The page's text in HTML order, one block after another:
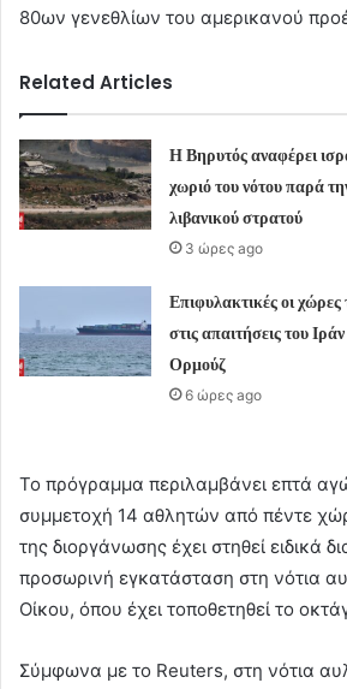
80ων γενεθλίων του αμερικανού
Related Articles
Η Βηρυτός αναφέρει
χωριό του νότου παρά
λιβανικού στρατού
3 ώρες ago
Επιφυλακτικές οι
στις απαιτήσεις του
Ορμούζ
6 ώρες ago
Το πρόγραμμα περιλαμβάνει επτά
συμμετοχή 14 αθλητών από πέντε
της διοργάνωσης έχει στηθεί ειδικά
προσωρινή εγκατάσταση στη νότια
Οίκου, όπου έχει τοποθετηθεί το
Σύμφωνα με το Reuters, στη νότια